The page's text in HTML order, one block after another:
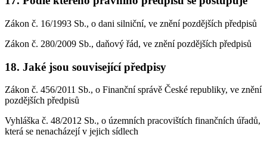
Zákon č. 16/1993 Sb., o dani silniční, ve znění pozdějších předpisů
Zákon č. 280/2009 Sb., daňový řád, ve znění pozdějších předpisů
18. Jaké jsou související předpisy
Zákon č. 456/2011 Sb., o Finanční správě České republiky, ve znění
pozdějších předpisů
Vyhláška č. 48/2012 Sb., o územních pracovištích finančních úřadů,
která se nenacházejí v jejich sídlech